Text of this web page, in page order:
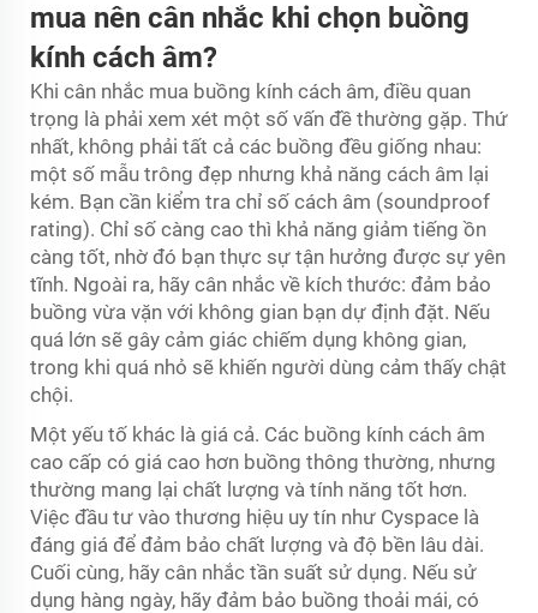
mua nên cân nhắc khi chọn buồng
kính cách âm?
Khi cân nhắc mua buồng kính cách âm, điều quan
trọng là phải xem xét một số vấn đề thường gặp. Thứ
nhất, không phải tất cả các buồng đều giống nhau:
một số mẫu trông đẹp nhưng khả năng cách âm lại
kém. Bạn cần kiểm tra chỉ số cách âm (soundproof
rating). Chỉ số càng cao thì khả năng giảm tiếng ồn
càng tốt, nhờ đó bạn thực sự tận hưởng được sự yên
tĩnh. Ngoài ra, hãy cân nhắc về kích thước: đảm bảo
buồng vừa vặn với không gian bạn dự định đặt. Nếu
quá lớn sẽ gây cảm giác chiếm dụng không gian,
trong khi quá nhỏ sẽ khiến người dùng cảm thấy chật
chội.
Một yếu tố khác là giá cả. Các buồng kính cách âm
cao cấp có giá cao hơn buồng thông thường, nhưng
thường mang lại chất lượng và tính năng tốt hơn.
Việc đầu tư vào thương hiệu uy tín như Cyspace là
đáng giá để đảm bảo chất lượng và độ bền lâu dài.
Cuối cùng, hãy cân nhắc tần suất sử dụng. Nếu sử
dụng hàng ngày, hãy đảm bảo buồng thoải mái, có